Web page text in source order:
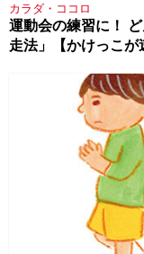
カラダ・ココロ
運動会の練習に！
走法」【かけっこが